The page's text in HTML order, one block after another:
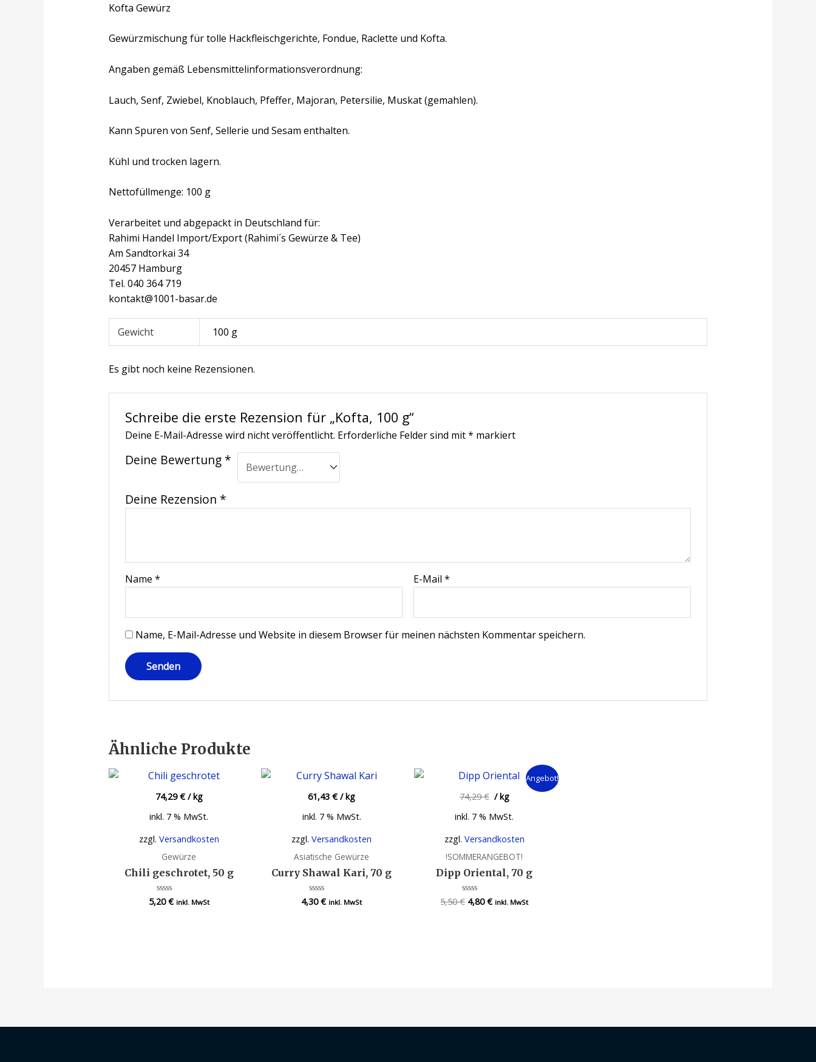
Kofta Gewürz
Gewürzmischung für tolle Hackfleischgerichte, Fondue, Raclette und Kofta.
Angaben gemäß Lebensmittelinformationsverordnung:
Lauch, Senf, Zwiebel, Knoblauch, Pfeffer, Majoran, Petersilie, Muskat (gemahlen).
Kann Spuren von Senf, Sellerie und Sesam enthalten.
Kühl und trocken lagern.
Nettofüllmenge: 100 g
Verarbeitet und abgepackt in Deutschland für:
Rahimi Handel Import/Export (Rahimi´s Gewürze & Tee)
Am Sandtorkai 34
20457 Hamburg
Tel. 040 364 719
kontakt@1001-basar.de
Gewicht 100 g
Es gibt noch keine Rezensionen.
Schreibe die erste Rezension für „Kofta, 100 g“
Deine E-Mail-Adresse wird nicht veröffentlicht. Erforderliche Felder sind mit* markiert
Deine Bewertung *
Deine Rezension *
Name* E-Mail*
Name, E-Mail-Adresse und Website in diesem Browser für meinen nächsten Kommentar speichern.
Ähnliche Produkte
74,29€/ kg
inkl. 7 % MwSt.
zzgl. Versandkosten
Gewürze
Chili geschrotet, 50 g
Bewertet
5,20€ inkl. MwSt
61,43€/ kg
inkl. 7 % MwSt.
zzgl.Versandkosten
Asiatische Gewürze
Curry Shawal Kari, 70 g
Bewertet
4,30€ inkl. MwSt
Angebot!
74,29€ / kg
inkl. 7 % MwSt.
zzgl. Versandkosten
!SOMMERANGEBOT!
Dipp Oriental, 70 g
Bewertet
mit
5,50€ 4,80€ inkl. MwSt